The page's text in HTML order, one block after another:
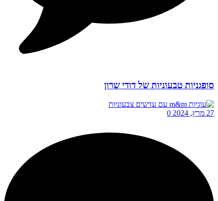
סופגניות טבעוניות של דודי שרון
27 מרץ, 2024 0